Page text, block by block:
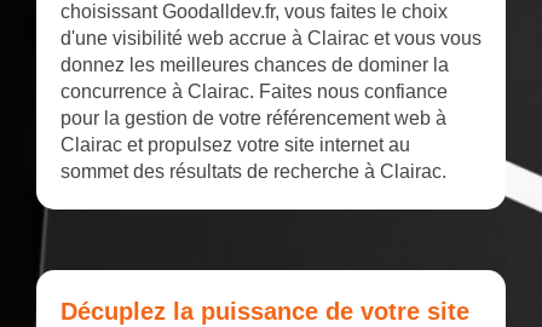
choisissant Goodalldev.fr, vous faites le choix
d'une visibilité web accrue à Clairac et vous vous
donnez les meilleures chances de dominer la
concurrence à Clairac. Faites nous confiance
pour la gestion de votre référencement web à
Clairac et propulsez votre site internet au
sommet des résultats de recherche à Clairac.
Décuplez la puissance de votre site